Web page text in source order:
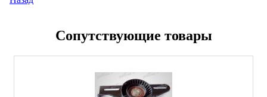
Сопутствующие товары